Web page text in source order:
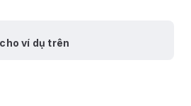
ví dụ trên